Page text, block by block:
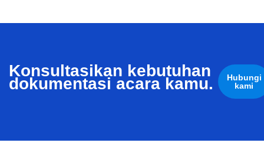
Konsultasikan kebutuhan
dokumentasi acara kamu.
Hubungi
kami